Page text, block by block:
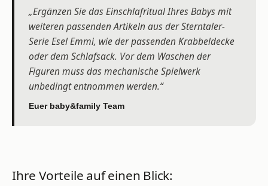
„Ergänzen Sie das Einschlafritual Ihres Babys mit
weiteren passenden Artikeln aus der Sterntaler-
Serie Esel Emmi, wie der passenden Krabbeldecke
oder dem Schlafsack. Vor dem Waschen der
Figuren muss das mechanische Spielwerk
unbedingt entnommen werden.“
Euer baby&family Team
Ihre Vorteile auf einen Blick: